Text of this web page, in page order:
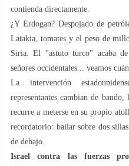
contienda directamente.
¿Y Erdogan? Despojado de
Latakia, tomates y el peso de
Siria. El "astuto turco" acaba
señores occidentales... veamos
La intervención
representantes cambian de
recurre a meterse en su propio
recordatorio: bailar sobre dos
de debajo.
Israel contra las fuerzas